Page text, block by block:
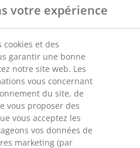
4 positions. Pliable.
votre expérience
cookies et des
garantir une bonne
notre site web. Les
vous concernant
du site, de
vous proposer des
vous acceptez les
vos données de
marketing (par